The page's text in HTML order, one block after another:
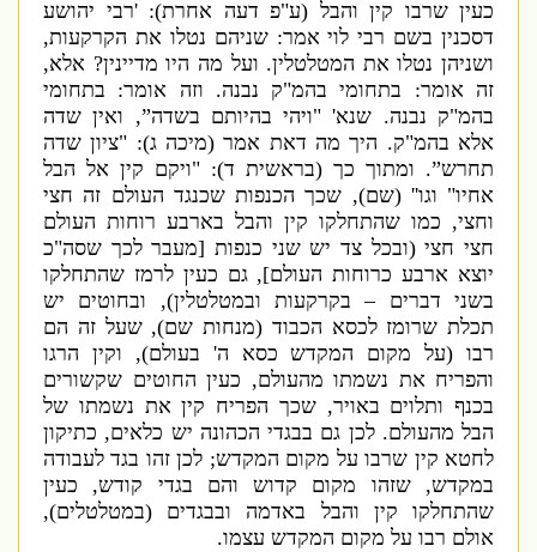
כעין שרבו קין והבל( ע"פ דעה אחרת): 'רבי יהושע
דסכנין בשם רבי לוי אמר:שניהם נטלו את הקרקעות,
ושניהן נטלו את המטלטלין.ועל מה היו מדיינין?אלא,
זה אומר:בתחומי בהמ"ק נבנה.וזה אומר:בתחומי
בהמ"ק נבנה. שנא' " ויהי בהיותם בשדה”,ואין שדה
אלא בהמ"ק.היך מה דאת אמר(מיכה ג): " ציון שדה
תחרש”.ומתוך כך( בראשית ד ): " ויקם קין אל הבל
אחיו"וגו'' (שם),שכך הכנפות שכנגד העולם זה חצי
וחצי,כמו שהתחלקו קין והבל בארבע רוחות העולם
חצי חצי(ובכל צד יש שני כנפות[מעבר לכך שסה"כ
יוצא ארבע כרוחות העולם],גם כעין לרמז שהתחלקו
בשני דברים – בקרקעות ובמטלטלין),ובחוטים יש
תכלת שרומז לכסא הכבוד(מנחות שם),שעל זה הם
רבו( על מקום המקדש כסא ה 'בעולם),וקין הרגו
והפריח את נשמתו מהעולם,כעין החוטים שקשורים
בכנף ותלוים באויר,שכך הפריח קין את נשמתו של
הבל מהעולם.לכן גם בבגדי הכהונה יש כלאים,כתיקון
לחטא קין שרבו על מקום המקדש;לכן זהו בגד לעבודה
במקדש,שזהו מקום קדוש והם בגדי קודש,כעין
שהתחלקו קין והבל באדמה ובבגדים( במטלטלים),
אולם רבו על מקום המקדש עצמו.